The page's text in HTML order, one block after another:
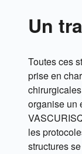
Un
Toutes ces
prise en
organise un
les
structures